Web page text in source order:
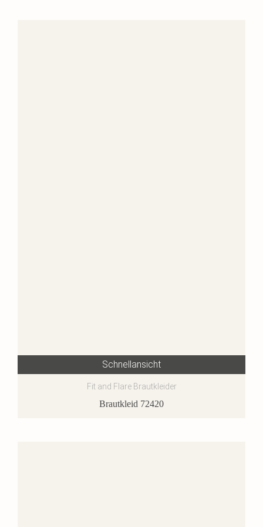
Schnellansicht
Fit and Flare Brautkleider
Brautkleid 72420